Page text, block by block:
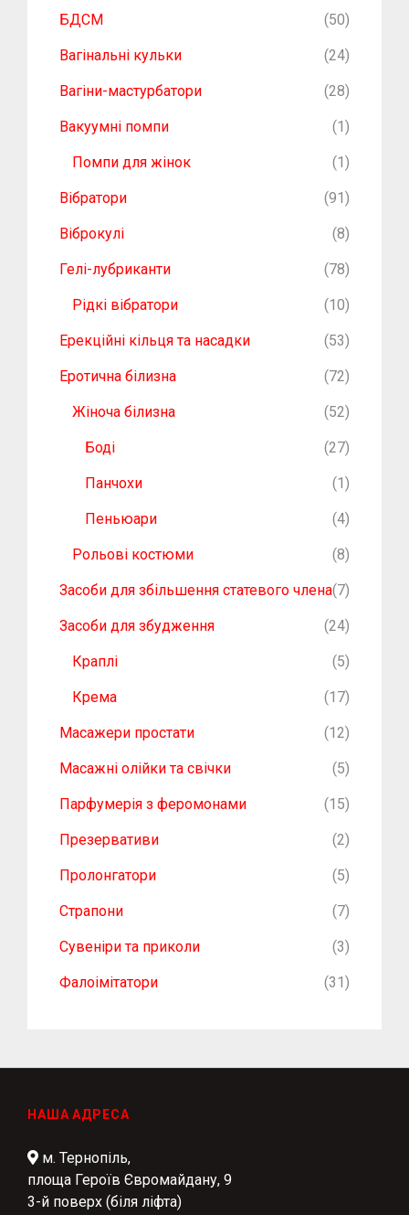
БДСМ (50)
Вагінальні кульки (24)
Вагіни-мастурбатори (28)
Вакуумні помпи (1)
Помпи для жінок (1)
Вібратори (91)
Віброкулі (8)
Гелі-лубриканти (78)
Рідкі вібратори (10)
Ерекційні кільця та насадки (53)
Еротична білизна (72)
Жіноча білизна (52)
Боді (27)
Панчохи (1)
Пеньюари (4)
Рольові костюми (8)
Засоби для збільшення статевого члена(7)
Засоби для збудження (24)
Краплі (5)
Крема (17)
Масажери простати (12)
Масажні олійки та свічки (5)
Парфумерія з феромонами (15)
Презервативи (2)
Пролонгатори (5)
Страпони (7)
Сувеніри та приколи (3)
Фалоімітатори (31)
НАША АДРЕСА
м. Тернопіль,
площа Героїв Євромайдану, 9
3-й поверх (біля ліфта)